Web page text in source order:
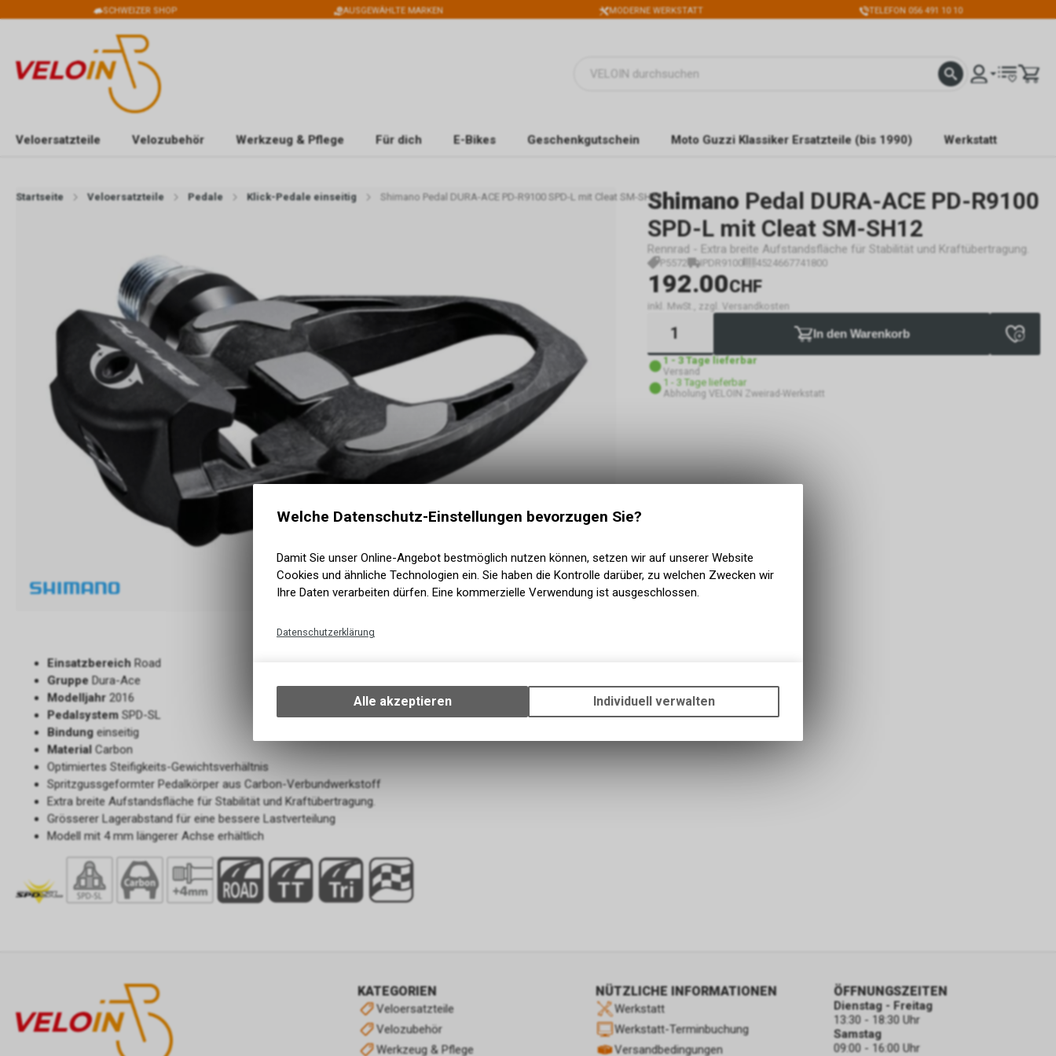
SCHWEIZER SHOP AUSGEWÄHLTE MARKEN MODERNE WERKSTATT TELEFON 056 491 10 10
Veloersatzteile Velozubehör Werkzeug & Pflege Für dich E-Bikes Geschenkgutschein Moto Guzzi Klassiker Ersatzteile (bis 1990) Werkstatt
Startseite Veloersatzteile Pedale Klick-Pedale einseitig Shimano Pedal DURA-ACE PD-R9100 SPD-L mit Cleat SM-SH12Shimano Pedal DURA-ACE PD-R9100
SPD-L mit Cleat SM-SH12
Rennrad - Extra breite Aufstandsfläche für Stabilität und Kraftübertragung.
P5572 IPDR9100 4524667741800
192.00CHF
inkl. MwSt., zzgl. Versandkosten
In den Warenkorb
1 - 3 Tage lieferbar
Versand
1 - 3 Tage lieferbar
Abholung VELOIN Zweirad-Werkstatt
Einsatzbereich Road
Gruppe Dura-Ace
Modelljahr 2016
Pedalsystem SPD-SL
Bindung einseitig
MaterialCarbon
Optimiertes Steifigkeits-Gewichtsverhältnis
Spritzgussgeformter Pedalkörper aus Carbon-Verbundwerkstoff
Extra breite Aufstandsfläche für Stabilität und Kraftübertragung.
Grösserer Lagerabstand für eine bessere Lastverteilung
Modell mit 4 mm längerer Achse erhältlich
KATEGORIEN
Veloersatzteile
Velozubehör
Werkzeug & Pflege
NÜTZLICHE INFORMATIONEN
Werkstatt
Werkstatt-Terminbuchung
Versandbedingungen
ÖFFNUNGSZEITEN
Dienstag - Freitag
13:30 - 18:30 Uhr
Samstag
09:00 - 16:00 Uhr
Welche Datenschutz-Einstellungen bevorzugen Sie?
Damit Sie unser Online-Angebot bestmöglich nutzen können, setzen wir auf unserer Website
Cookies und ähnliche Technologien ein. Sie haben die Kontrolle darüber, zu welchen Zwecken wir
Ihre Daten verarbeiten dürfen. Eine kommerzielle Verwendung ist ausgeschlossen.
Datenschutzerklärung
Ihrem Gerät, um die grundlegenden Funktionen unseres Online-Angebots, wie die
Verwendung des Warenkorbs, zu ermöglichen. Bitte beachten Sie, dass die
zulassen.
Alle akzeptieren Individuell verwalten